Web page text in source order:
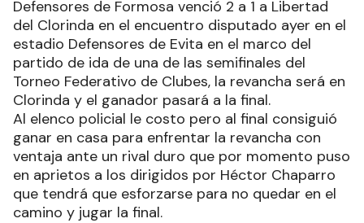
Defensores de Formosa venció 2 a 1 a Libertad
del Clorinda en el encuentro disputado ayer en el
estadio Defensores de Evita en el marco del
partido de ida de una de las semifinales del
Torneo Federativo de Clubes, la revancha será en
Clorinda y el ganador pasará a la final.
Al elenco policial le costo pero al final consiguió
ganar en casa para enfrentar la revancha con
ventaja ante un rival duro que por momento puso
en aprietos a los dirigidos por Héctor Chaparro
que tendrá que esforzarse para no quedar en el
camino y jugar la final.